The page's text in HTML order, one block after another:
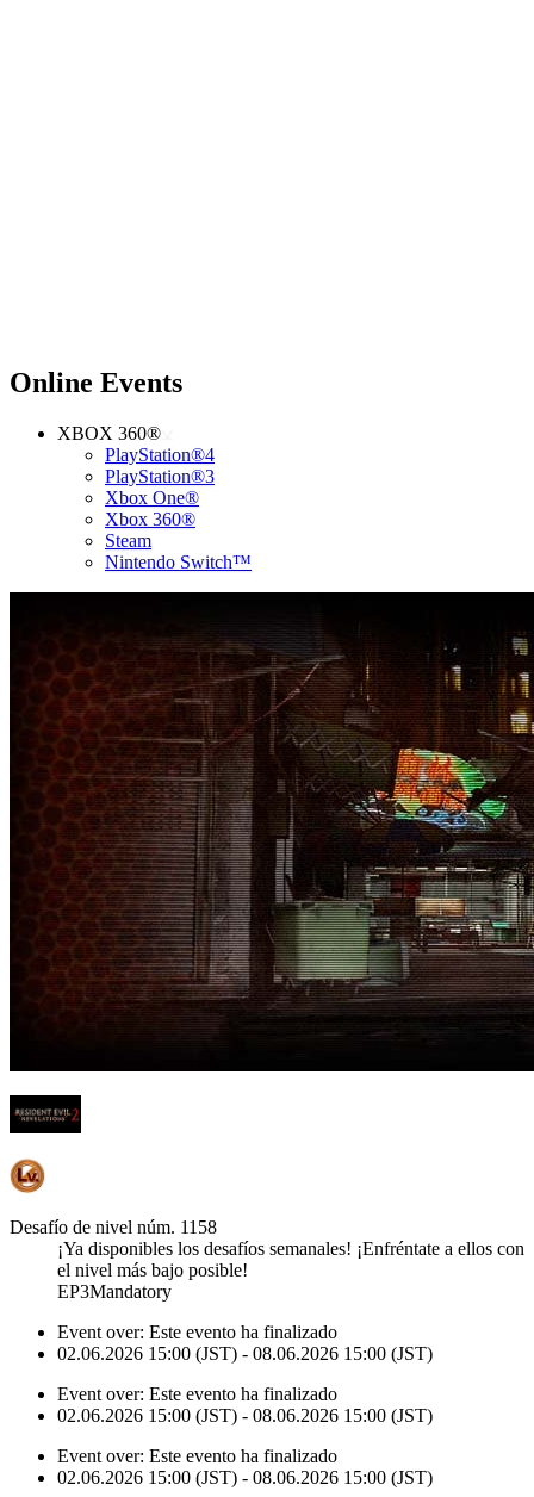
Online Events
XBOX 360®
PlayStation®4
PlayStation®3
Xbox One®
Xbox 360®
Steam
Nintendo Switch™
Desafío de nivel núm. 1158
¡Ya disponibles los desafíos semanales! ¡Enfréntate a ellos con
el nivel más bajo posible!
EP3Mandatory
Event over: Este evento ha finalizado
02.06.2026 15:00 (JST) - 08.06.2026 15:00 (JST)
Event over: Este evento ha finalizado
02.06.2026 15:00 (JST) - 08.06.2026 15:00 (JST)
Event over: Este evento ha finalizado
02.06.2026 15:00 (JST) - 08.06.2026 15:00 (JST)